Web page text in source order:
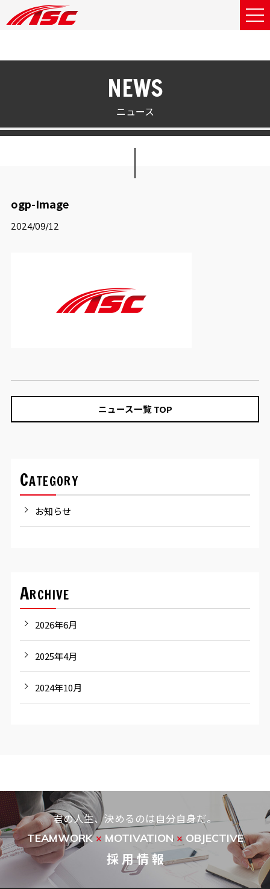
NEWS
ニュース
ogp-Image
2024/09/12
ニュース一覧 TOP
Category
お知らせ
Archive
2026年6月
2025年4月
2024年10月
君の人生、決めるのは自分自身だ。
TEAMWORK× MOTIVATION ×OBJECTIVE
採 用 情 報